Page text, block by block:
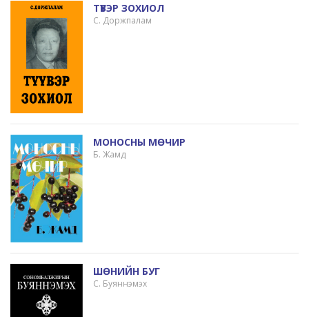
ТҮҮВЭР ЗОХИОЛ
С. Доржпалам
МОНОСНЫ МӨЧИР
Б. Жамд
ШӨНИЙН БУГ
С. Буяннэмэх